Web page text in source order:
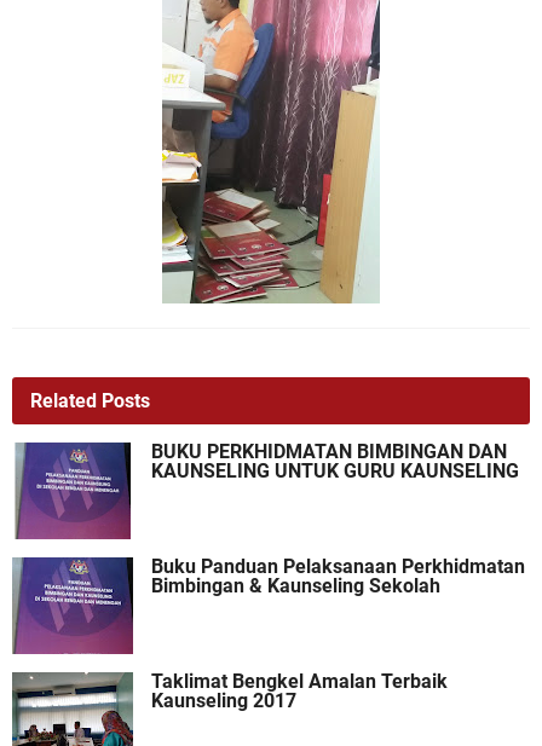
Related Posts
BUKU PERKHIDMATAN BIMBINGAN DAN
KAUNSELING UNTUK GURU KAUNSELING
Buku Panduan Pelaksanaan Perkhidmatan
Bimbingan & Kaunseling Sekolah
Taklimat Bengkel Amalan Terbaik
Kaunseling 2017